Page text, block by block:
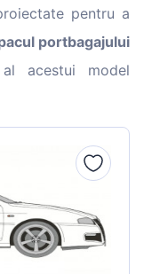
pentru a
portbagajului
acestui model